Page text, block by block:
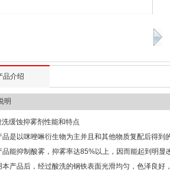
品介绍
明
洗缓蚀抑雾剂性能和特点
是以咪唑啉衍生物为主并且和其他物质复配后得
能抑制酸雾，抑雾率达85%以上，因而能起到明
产品后，经过酸洗的钢铁表面光滑均匀，色泽良好